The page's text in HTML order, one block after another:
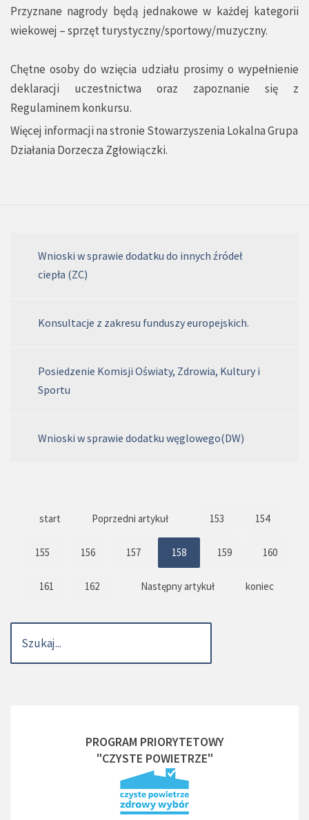
Przyznane nagrody będą jednakowe w każdej kategorii
wiekowej – sprzęt turystyczny/sportowy/muzyczny.
Chętne osoby do wzięcia udziału prosimy o wypełnienie
deklaracji uczestnictwa oraz zapoznanie się z
Regulaminem konkursu.
Więcej informacji na stronie Stowarzyszenia Lokalna Grupa
Działania Dorzecza Zgłowiączki.
Wnioski w sprawie dodatku do innych źródeł
ciepła (ZC)
Konsultacje z zakresu funduszy europejskich.
Posiedzenie Komisji Oświaty, Zdrowia, Kultury i
Sportu
Wnioski w sprawie dodatku węglowego(DW)
start Poprzedni artykuł 153 154
155 156 157 158 159 160
161 162 Następny artykuł koniec
PROGRAM PRIORYTETOWY
"CZYSTE POWIETRZE"